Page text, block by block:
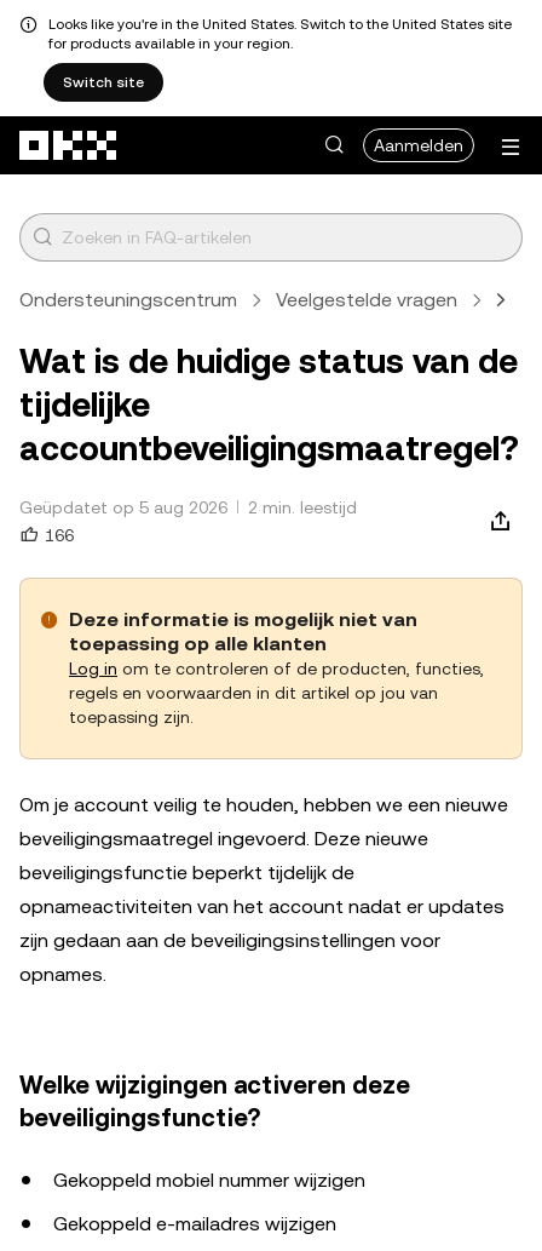
Looks like you're in the United States. Switch to the United States site
for products available in your region.
Switch site
Aanmelden
Ondersteuningscentrum Veelgestelde vragen
Wat is de huidige status van de
tijdelijke
accountbeveiligingsmaatregel?
Geüpdatet op 5 aug 2026
2 min. leestijd
166
Deze informatie is mogelijk niet van
toepassing op alle klanten
Log in om te controleren of de producten, functies,
regels en voorwaarden in dit artikel op jou van
toepassing zijn.
Om je account veilig te houden, hebben we een nieuwe
beveiligingsmaatregel ingevoerd. Deze nieuwe
beveiligingsfunctie beperkt tijdelijk de
opnameactiviteiten van het account nadat er updates
zijn gedaan aan de beveiligingsinstellingen voor
opnames.
Welke wijzigingen activeren deze
beveiligingsfunctie?
Gekoppeld mobiel nummer wijzigen
Gekoppeld e-mailadres wijzigen